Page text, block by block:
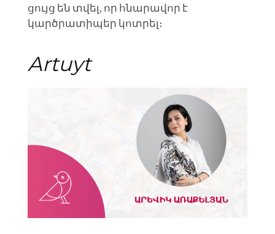
ցույց են տվել, որ հնարավոր է
կարծրատիպեր կոտրել։
Artuyt